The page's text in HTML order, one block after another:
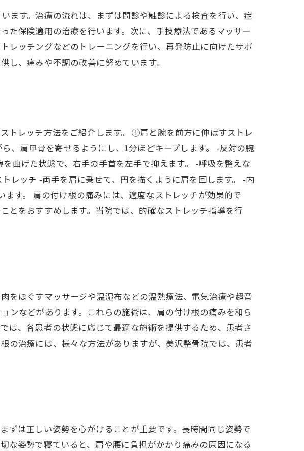
ます。治療の流れは、まずは問診や触診による検査を行い、症
た保険適用の治療を行います。次に、手技療法であるマッサー
レッチングなどのトレーニングを行い、再発防止に向けたサポ
、痛みや不調の改善に努めています。
トレッチ方法をご紹介します。 ①肩と腕を前方に伸ばすストレ
、肩甲骨を寄せるようにし、1分ほどキープします。 -反対の腕
曲げた状態で、右手の手首を左手で抑えます。 -呼吸を整えな
レッチ -両手を肩に乗せて、円を描くように肩を回します。 -内
す。 肩の付け根の痛みには、適度なストレッチが効果的で
とをおすすめします。当院では、的確なストレッチ指導を行
をほぐすマッサージや温湿布などの温熱療法、電気治療や超音
ンなどがあります。これらの施術は、肩の付け根の痛みを和ら
は、各患者の状態に応じて最適な施術を提供するため、患者さ
の治療には、様々な方法がありますが、美沢整骨院では、患者
ずは正しい姿勢を心がけることが重要です。長時間同じ姿勢で
な姿勢で寝ていると、肩や腰に負担がかかり痛みの原因になる